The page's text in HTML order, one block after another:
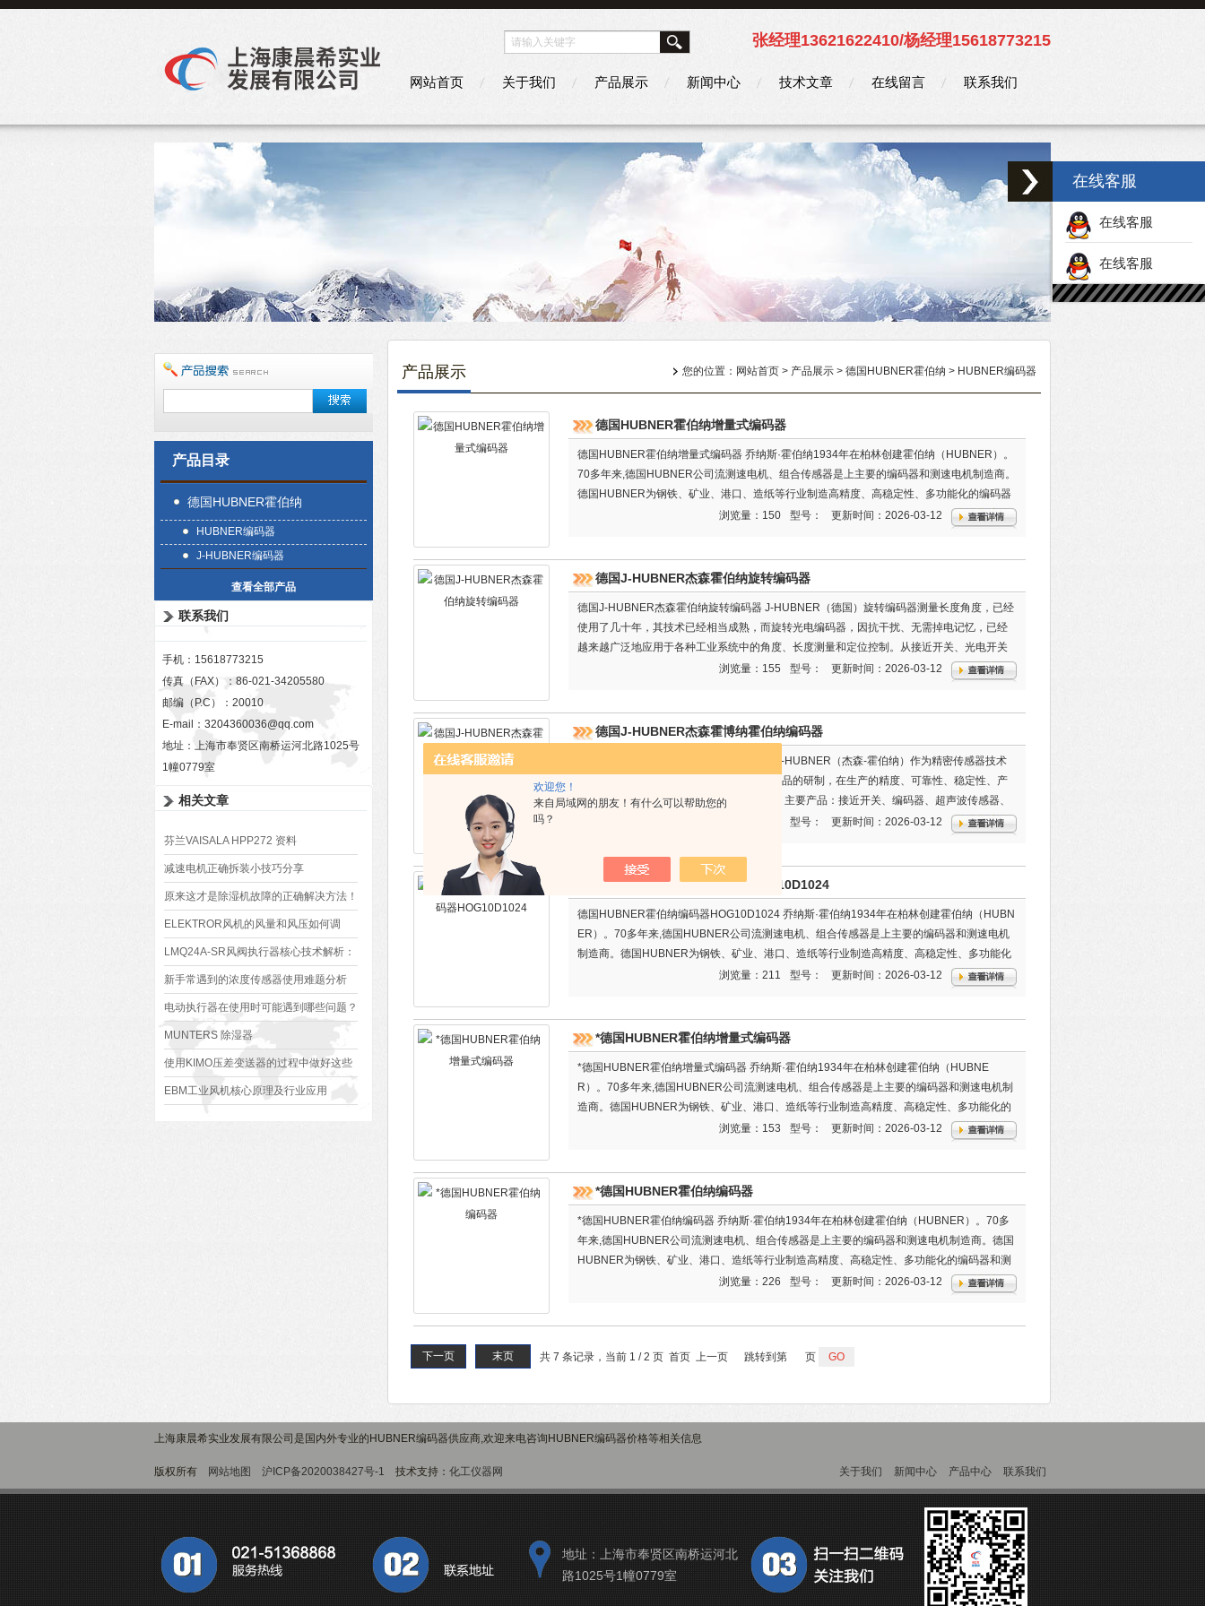
欢迎您！
来自局域网的朋友！有什么可以帮助您的
吗？
张经理13621622410/杨经理15618773215
网站首页 关于我们 产品展示 新闻中心 技术文章 在线留言 联系我们
产品目录
德国HUBNER霍伯纳
HUBNER编码器
J-HUBNER编码器
查看全部产品
联系我们
手机：15618773215
传真（FAX）：86-021-34205580
邮编（P.C）：20010
E-mail： 3204360036@qq.com
地址：上海市奉贤区南桥运河北路1025号
1幢0779室
相关文章
芬兰VAISALA HPP272 资料
减速电机正确拆装小技巧分享
原来这才是除湿机故障的正确解决方法！
ELEKTROR风机的风量和风压如何调
节？
LMQ24A-SR风阀执行器核心技术解析：
原理、优势与应用场景
新手常遇到的浓度传感器使用难题分析
电动执行器在使用时可能遇到哪些问题？
如何解决？
MUNTERS 除湿器
使用KIMO压差变送器的过程中做好这些
事项 好处多多
EBM工业风机核心原理及行业应用
产品展示 您的位置： 网站首页 > 产品展示 > 德国HUBNER霍伯纳 > HUBNER编码器
德国HUBNER霍伯纳增量式编码器
德国HUBNER霍伯纳增量式编码器 乔纳斯·霍伯纳1934年在柏林创建霍伯纳（HUBNER）。
70多年来,德国HUBNER公司流测速电机、组合传感器是上主要的编码器和测速电机制造商。
德国HUBNER为钢铁、矿业、港口、造纸等行业制造高精度、高稳定性、多功能化的编码器
更新时间：2026-03-12
型号：
浏览量：150
德国J-HUBNER杰森霍伯纳旋转编码器
德国J-HUBNER杰森霍伯纳旋转编码器 J-HUBNER（德国）旋转编码器测量长度角度，已经
使用了几十年，其技术已经相当成熟，而旋转光电编码器，因抗干扰、无需掉电记忆，已经
越来越广泛地应用于各种工业系统中的角度、长度测量和定位控制。从接近开关、光电开关
到旋转编码器：工业控制中的定位，接近开关、光电开关的应用已经相当成熟了，而且很好
更新时间：2026-03-12
型号：
浏览量：155
德国J-HUBNER杰森霍博纳霍伯纳编码器
德国J-HUBNER杰森霍博纳霍伯纳编码器 J-HUBNER（杰森-霍伯纳）作为精密传感器技术
的者，一直致力于工业自动化与过程控制产品的研制，在生产的精度、可靠性、稳定性、产
品的多样性以及有效需求上满足客户要求。 主要产品：接近开关、编码器、超声波传感器、
光纤传在自动化物体传感器行业有雄厚的基础和地位，产品种类很多，精密传感器制造的潮
更新时间：2026-03-12
型号：
德国HUBNER霍伯纳编码器HOG10D1024
德国HUBNER霍伯纳编码器HOG10D1024 乔纳斯·霍伯纳1934年在柏林创建霍伯纳（HUBN
ER）。70多年来,德国HUBNER公司流测速电机、组合传感器是上主要的编码器和测速电机
制造商。德国HUBNER为钢铁、矿业、港口、造纸等行业制造高精度、高稳定性、多功能化
更新时间：2026-03-12
型号：
浏览量：211
*德国HUBNER霍伯纳增量式编码器
*德国HUBNER霍伯纳增量式编码器 乔纳斯·霍伯纳1934年在柏林创建霍伯纳（HUBNE
R）。70多年来,德国HUBNER公司流测速电机、组合传感器是上主要的编码器和测速电机制
造商。德国HUBNER为钢铁、矿业、港口、造纸等行业制造高精度、高稳定性、多功能化的
更新时间：2026-03-12
型号：
浏览量：153
*德国HUBNER霍伯纳编码器
*德国HUBNER霍伯纳编码器 乔纳斯·霍伯纳1934年在柏林创建霍伯纳（HUBNER）。70多
年来,德国HUBNER公司流测速电机、组合传感器是上主要的编码器和测速电机制造商。德国
HUBNER为钢铁、矿业、港口、造纸等行业制造高精度、高稳定性、多功能化的编码器和测
更新时间：2026-03-12
型号：
浏览量：226
共 7 条记录，当前 1 / 2 页 首页 上一页
下一页 末页 跳转到第 页
上海康晨希实业发展有限公司是国内外专业的HUBNER编码器供应商,欢迎来电咨询HUBNER编码器价格等相关信息
版权所有 网站地图 沪ICP备2020038427号-1 技术支持： 化工仪器网 关于我们 新闻中心 产品中心 联系我们
地址：上海市奉贤区南桥运河北
路1025号1幢0779室
在线客服
在线客服
在线客服